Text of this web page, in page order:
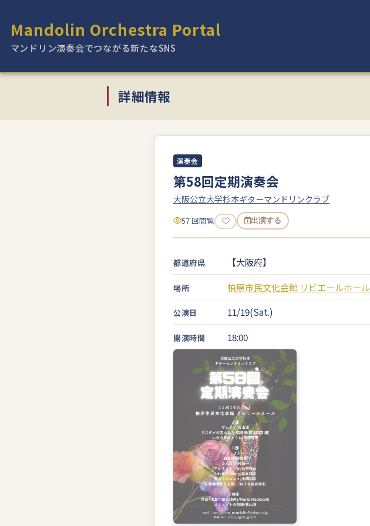
Mandolin Orchestra Portal
マンドリン演奏会でつながる新たなSNS
詳細情報
演奏会
第58回定期演奏会
大阪公立大学杉本ギターマンドリンクラブ
57 回閲覧 出演する
都道府県 【大阪府】
場所 柏原市民文化会館 リビエールホール
公演日 11/19(Sat.)
開演時間 18:00